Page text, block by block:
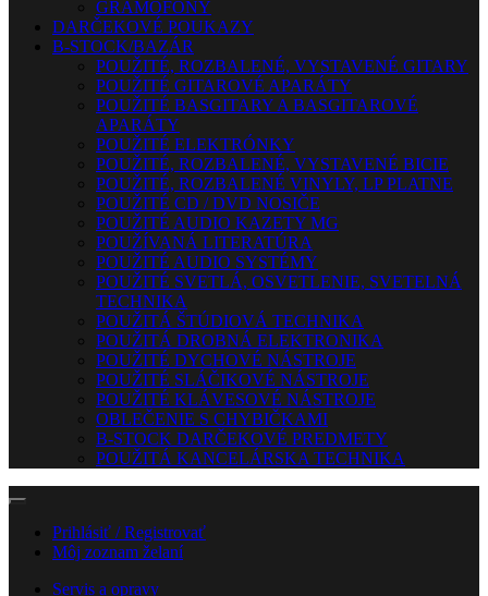
GRAMOFÓNY
DARČEKOVÉ POUKAZY
B-STOCK/BAZÁR
POUŽITÉ, ROZBALENÉ, VYSTAVENÉ GITARY
POUŽITÉ GITAROVÉ APARÁTY
POUŽITÉ BASGITARY A BASGITAROVÉ
APARÁTY
POUŽITÉ ELEKTRÓNKY
POUŽITÉ, ROZBALENÉ, VYSTAVENÉ BICIE
POUŽITÉ, ROZBALENÉ VINYLY, LP PLATNE
POUŽITÉ CD / DVD NOSIČE
POUŽITÉ AUDIO KAZETY MG
POUŽÍVANÁ LITERATÚRA
POUŽITÉ AUDIO SYSTÉMY
POUŽITÉ SVETLÁ, OSVETLENIE, SVETELNÁ
TECHNIKA
POUŽITÁ ŠTÚDIOVÁ TECHNIKA
POUŽITÁ DROBNÁ ELEKTRONIKA
POUŽITÉ DYCHOVÉ NÁSTROJE
POUŽITÉ SLÁČIKOVÉ NÁSTROJE
POUŽITÉ KLÁVESOVÉ NÁSTROJE
OBLEČENIE S CHYBIČKAMI
B-STOCK DARČEKOVÉ PREDMETY
POUŽITÁ KANCELÁRSKA TECHNIKA
Prihlásiť / Registrovať
Môj zoznam želaní
Servis a opravy